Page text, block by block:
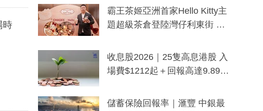
時
分鐘生成「貼地」宣傳短片
霸王茶姬亞洲首家Hello Kitty主
題超級茶倉登陸灣仔利東街 推
y及香港限定特調系列
收息股2026｜25隻高息港股 入
場費$1212起＋回報高達9.89
儲蓄保險回報率｜滙豐 中銀最